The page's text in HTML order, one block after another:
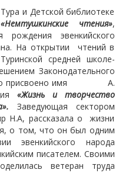
и Детской библиотеке
«Немтушкинские чтения»,
эвенкийского
На открытии чтений в
средней школе-
Законодательного
было присвоено имя А.
«Жизнь и творчество
Заведующая сектором
Н.А, рассказала о жизни
о том, что он был одним
эвенкийского народа
писателем. Своими
ветеран труда